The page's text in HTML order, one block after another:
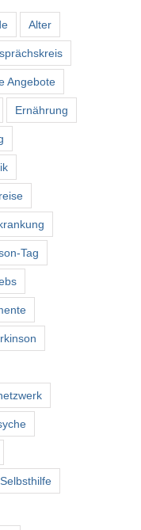
Alter
Angebote
Ernährung
Tag
Selbsthilfe